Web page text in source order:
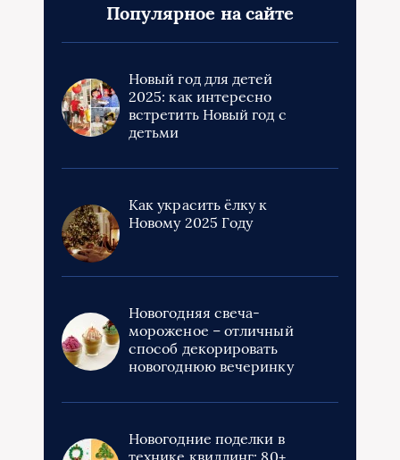
Популярное на сайте
Новый год для детей
2025: как интересно
встретить Новый год с
детьми
Как украсить ёлку к
Новому 2025 Году
Новогодняя свеча-
мороженое – отличный
способ декорировать
новогоднюю вечеринку
Новогодние поделки в
технике квиллинг: 80+